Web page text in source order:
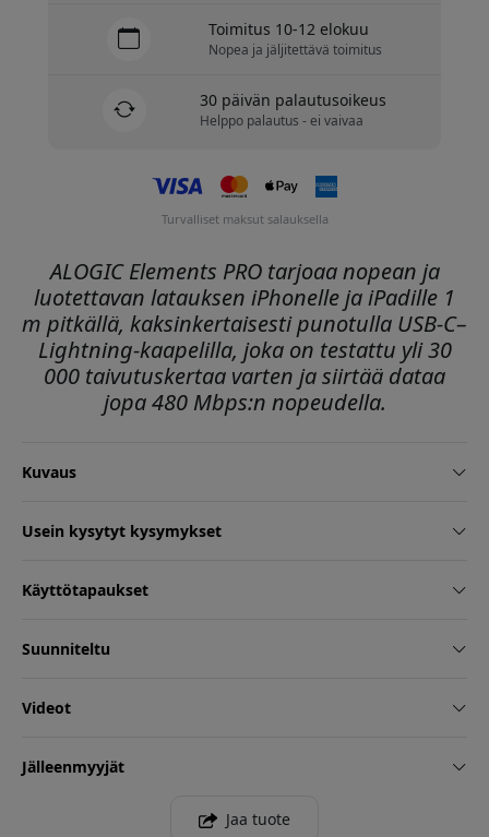
Toimitus 10-12 elokuu
Nopea ja jäljitettävä toimitus
30 päivän palautusoikeus
Helppo palautus - ei vaivaa
Turvalliset maksut salauksella
ALOGIC Elements PRO tarjoaa nopean ja
luotettavan latauksen iPhonelle ja iPadille 1
m pitkällä, kaksinkertaisesti punotulla USB-C–
Lightning-kaapelilla, joka on testattu yli 30
000 taivutuskertaa varten ja siirtää dataa
jopa 480 Mbps:n nopeudella.
Kuvaus
Usein kysytyt kysymykset
Käyttötapaukset
Suunniteltu
Videot
Jälleenmyyjät
Jaa tuote